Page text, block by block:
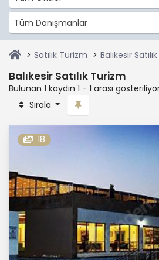
Tüm Danışmanlar
Satılık Turizm Balıkesir
Balıkesir Satılık Turizm
Bulunan 1 kaydın 1 - 1 arası
Sırala
18